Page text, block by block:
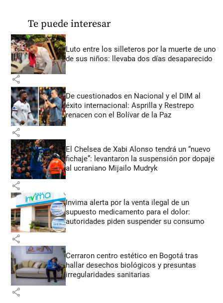
Te puede interesar
Luto entre los silleteros por la muerte de uno
de sus niños: llevaba dos días desaparecido
share
De cuestionados en Nacional y el DIM al
éxito internacional: Asprilla y Restrepo
renacen con el Bolívar de la Paz
share
El Chelsea de Xabi Alonso tendrá un “nuevo
fichaje”: levantaron la suspensión por dopaje
al ucraniano Mijailo Mudryk
share
Invima alerta por la venta ilegal de un
supuesto medicamento para el dolor:
autoridades piden suspender su consumo
share
Cerraron centro estético en Bogotá tras
hallar desechos biológicos y presuntas
irregularidades sanitarias
share